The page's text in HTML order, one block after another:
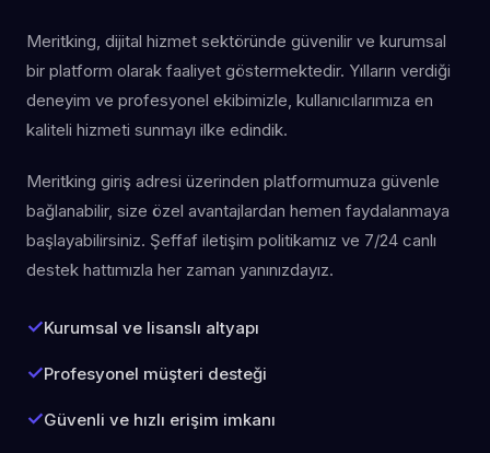
Meritking, dijital hizmet sektöründe güvenilir ve kurumsal
bir platform olarak faaliyet göstermektedir. Yılların verdiği
deneyim ve profesyonel ekibimizle, kullanıcılarımıza en
kaliteli hizmeti sunmayı ilke edindik.
Meritking giriş adresi üzerinden platformumuza güvenle
bağlanabilir, size özel avantajlardan hemen faydalanmaya
başlayabilirsiniz. Şeffaf iletişim politikamız ve 7/24 canlı
destek hattımızla her zaman yanınızdayız.
Kurumsal ve lisanslı altyapı
Profesyonel müşteri desteği
Güvenli ve hızlı erişim imkanı